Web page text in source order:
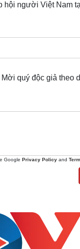
người Việt Nam
Mời quý độc giả theo
Google Privacy Policy and